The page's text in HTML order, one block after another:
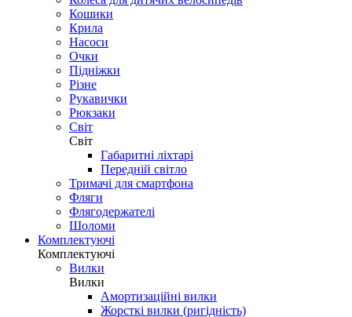
Кошики
Крила
Насоси
Очки
Підніжки
Різне
Рукавички
Рюкзаки
Світ
Світ
Габаритні ліхтарі
Передній світло
Тримачі для смартфона
Фляги
Флягодержателі
Шоломи
Комплектуючі
Комплектуючі
Вилки
Вилки
Амортизаційні вилки
Жорсткі вилки (ригідність)